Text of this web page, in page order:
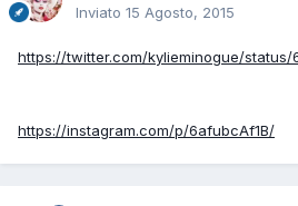
Inviato 15 Agosto, 2015
https://twitter.com/kylieminogue/status/
https://instagram.com/p/6afubcAf1B/